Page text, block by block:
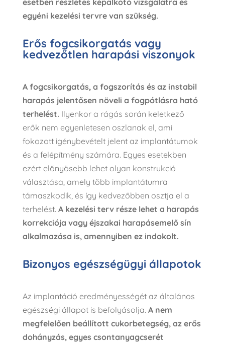
esetben részletes képalkotó vizsgálatra és
egyéni kezelési tervre van szükség.
Erős fogcsikorgatás vagy
kedvezőtlen harapási viszonyok
A fogcsikorgatás, a fogszorítás és az instabil
harapás jelentősen növeli a fogpótlásra ható
terhelést. Ilyenkor a rágás során keletkező
erők nem egyenletesen oszlanak el, ami
fokozott igénybevételt jelent az implantátumok
és a felépítmény számára. Egyes esetekben
ezért előnyösebb lehet olyan konstrukció
választása, amely több implantátumra
támaszkodik, és így kedvezőbben osztja el a
terhelést. A kezelési terv része lehet a harapás
korrekciója vagy éjszakai harapásemelő sín
alkalmazása is, amennyiben ez indokolt.
Bizonyos egészségügyi állapotok
Az implantáció eredményességét az általános
egészségi állapot is befolyásolja. A nem
megfelelően beállított cukorbetegség, az erős
dohányzás, egyes csontanyagcserét